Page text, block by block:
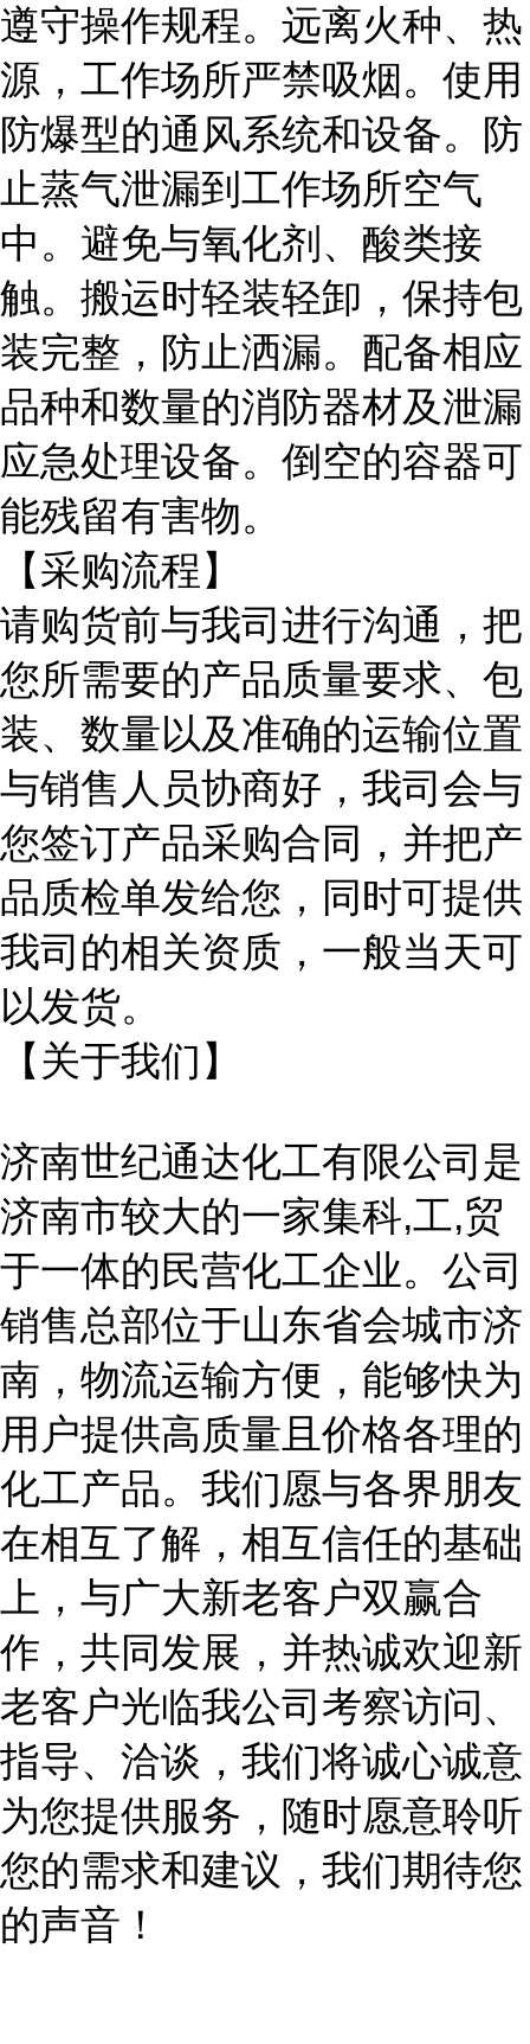
遵守操作规程。远离火种、热
源，工作场所严禁吸烟。使用
防爆型的通风系统和设备。防
止蒸气泄漏到工作场所空气
中。避免与氧化剂、酸类接
触。搬运时轻装轻卸，保持包
装完整，防止洒漏。配备相应
品种和数量的消防器材及泄漏
应急处理设备。倒空的容器可
能残留有害物。
【采购流程】
请购货前与我司进行沟通，把
您所需要的产品质量要求、包
装、数量以及准确的运输位置
与销售人员协商好，我司会与
您签订产品采购合同，并把产
品质检单发给您，同时可提供
我司的相关资质，一般当天可
以发货。
【关于我们】
济南世纪通达化工有限公司是
济南市较大的一家集科,工,贸
于一体的民营化工企业。公司
销售总部位于山东省会城市济
南，物流运输方便，能够快为
用户提供高质量且价格各理的
化工产品。我们愿与各界朋友
在相互了解，相互信任的基础
上，与广大新老客户双赢合
作，共同发展 ，并热诚欢迎新
老客户光临我公司考察访问、
指导、洽谈，我们将诚心诚意
为您提供服务，随时愿意聆听
您的需求和建议，我们期待您
的声音！